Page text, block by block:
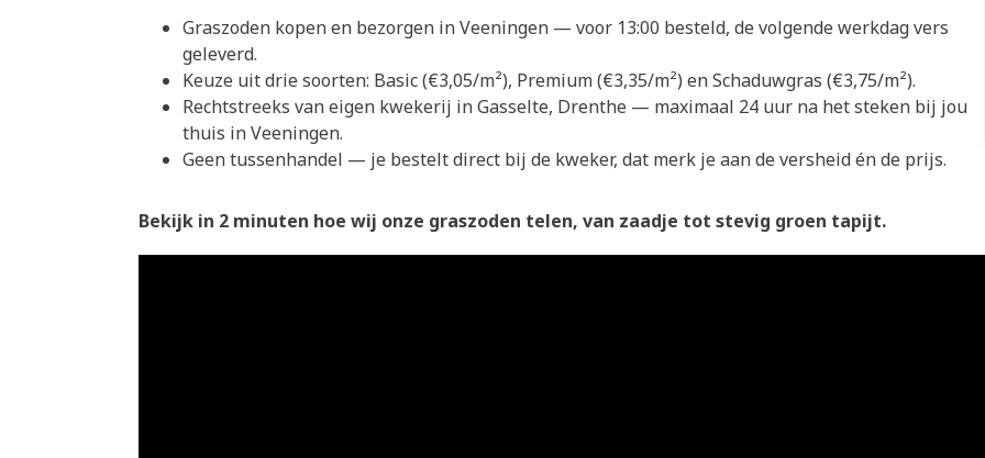
Graszoden kopen en bezorgen in Veeningen — voor 13:00 besteld, de volgende werkdag vers
geleverd.
Keuze uit drie soorten: Basic (€3,05/m²), Premium (€3,35/m²) en Schaduwgras (€3,75/m²).
Rechtstreeks van eigen kwekerij in Gasselte, Drenthe — maximaal 24 uur na het steken bij jou
thuis in Veeningen.
Geen tussenhandel — je bestelt direct bij de kweker, dat merk je aan de versheid én de prijs.
Bekijk in 2 minuten hoe wij onze graszoden telen, van zaadje tot stevig groen tapijt.